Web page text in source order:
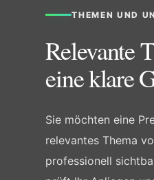
THEMEN UND
Relevante
eine klare
Sie möchten eine
relevantes Thema
professionell